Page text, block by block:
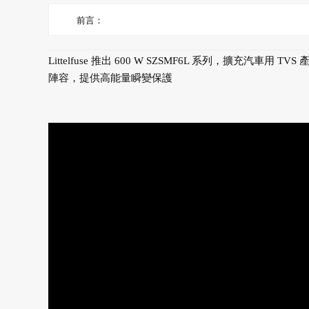
前言：
Littelfuse 推出 600 W SZSMF6L 系列，擴充汽車用 TVS
陣容，提供高能量瞬變保護